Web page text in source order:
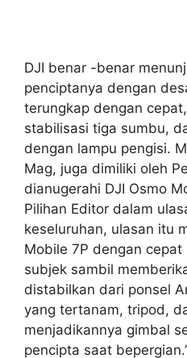
DJI benar -benar
penciptanya dengan
terungkap dengan
stabilisasi tiga sumbu,
dengan lampu pengisi.
Mag, juga dimiliki oleh
dianugerahi DJI Osmo
Pilihan Editor dalam
keseluruhan, ulasan itu
Mobile 7P dengan
subjek sambil
distabilkan dari ponsel
yang tertanam, tripod,
menjadikannya gimbal
pencipta saat